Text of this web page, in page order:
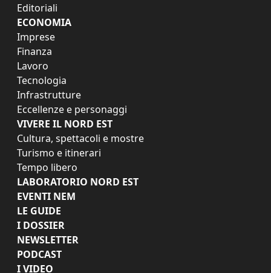
Editoriali
ECONOMIA
Imprese
Finanza
Lavoro
Tecnologia
Infrastrutture
Eccellenze e personaggi
VIVERE IL NORD EST
Cultura, spettacoli e mostre
Turismo e itinerari
Tempo libero
LABORATORIO NORD EST
EVENTI NEM
LE GUIDE
I DOSSIER
NEWSLETTER
PODCAST
I VIDEO